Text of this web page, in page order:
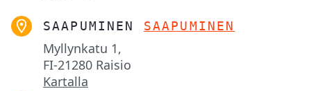
SAAPUMINEN SAAPUMINEN
Myllynkatu 1,
FI-21280 Raisio
Kartalla